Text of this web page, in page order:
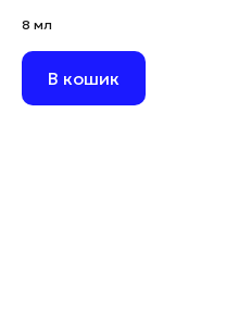
8 мл
В кошик